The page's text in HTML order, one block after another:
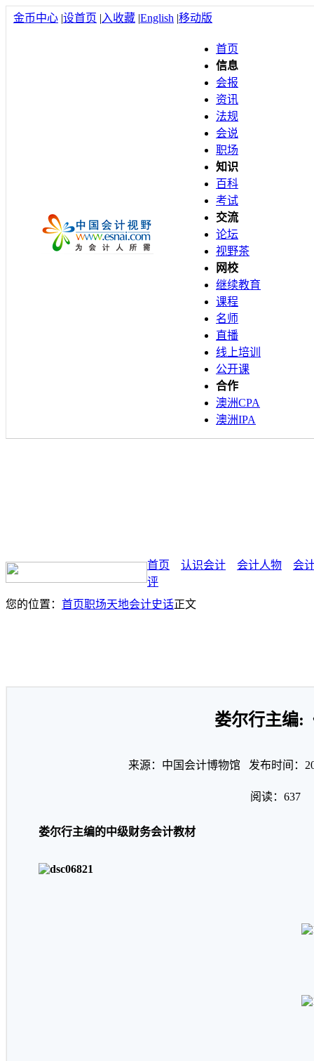
金币中心 |设首页 | 入收藏 |English |移动版
首页
信息
会报
资讯
法规
会说
职场
知识
百科
考试
交流
论坛
视野茶
网校
继续教育
课程
名师
直播
线上培训
公开课
合作
澳洲CPA
澳洲IPA
首页 认识会计 会计人物
会
评
您的位置： 首页职场天地会计史话正文
娄尔行主编:
来源：中国会计博物馆 发布时间：
阅读： 637
娄尔行主编的中级财务会计教材